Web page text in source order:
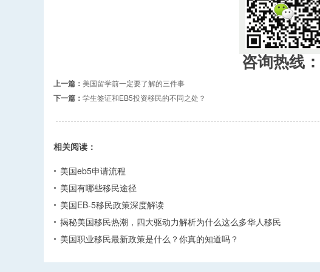
咨询热线：
上一篇： 美国留学前一定要了解的三件事
下一篇： 学生签证和EB5投资移民的不同之处？
相关阅读：
美国eb5申请流程
美国有哪些移民途径
美国EB-5移民政策深度解读
揭秘美国移民热潮，四大驱动力解析为什么这么多华人移民
美国职业移民最新政策是什么？你真的知道吗？